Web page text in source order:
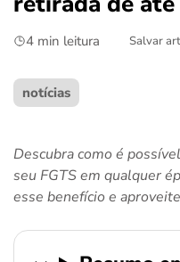
benefícios
crédito fácil
ferramentas
4 min leitura Salvar
notícias
Descubra como é
seu FGTS em qualquer
esse benefício e